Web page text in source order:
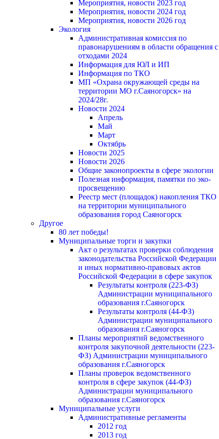
Мероприятия, новости 2023 год
Мероприятия, новости 2024 год
Мероприятия, новости 2026 год
Экология
Административная комиссия по
правонарушениям в области обращения с
отходами 2024
Информация для ЮЛ и ИП
Информация по ТКО
МП «Охрана окружающей среды на
территории МО г.Саяногорск» на
2024/28г.
Новости 2024
Апрель
Май
Март
Октябрь
Новости 2025
Новости 2026
Общие законопроекты в сфере экологии
Полезная информация, памятки по эко-
просвещению
Реестр мест (площадок) накопления ТКО
на территории муниципального
образования город Саяногорск
Другое
80 лет победы!
Муниципальные торги и закупки
Акт о результатах проверки соблюдения
законодательства Российской Федерации
и иных нормативно-правовых актов
Российской Федерации в сфере закупок
Результаты контроля (223-ФЗ)
Администрации муниципального
образования г.Саяногорск
Результаты контроля (44-ФЗ)
Администрации муниципального
образования г.Саяногорск
Планы мероприятий ведомственного
контроля закупочной деятельности (223-
ФЗ) Администрации муниципального
образования г.Саяногорск
Планы проверок ведомственного
контроля в сфере закупок (44-ФЗ)
Администрации муниципального
образования г.Саяногорск
Муниципальные услуги
Административные регламенты
2012 год
2013 год